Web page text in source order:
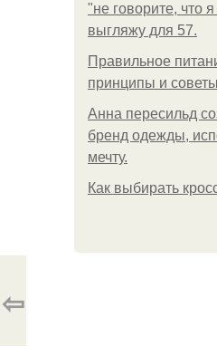
"не говорите, что
выгляжу для 57.
Правильное
принципы и советы
Анна пересильд
бренд одежды,
мечту.
Как выбирать
⇦